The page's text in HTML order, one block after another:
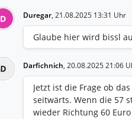
D Duregar, 21.08.2025 13:31 Uhr
Glaube hier wird bissl
D Darfichnich, 20.08.2025 21:06
Jetzt ist die Frage ob
seitwärts. Wenn die 57
wieder Richtung 60